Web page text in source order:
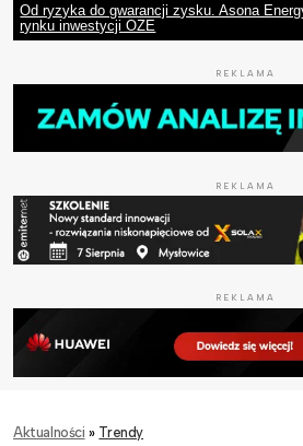
Od ryzyka do gwarancji zysku. Asona
rynku inwestycji OZE
REKLAMA
REKLAMA
REKLAMA
Aktualności » Trendy